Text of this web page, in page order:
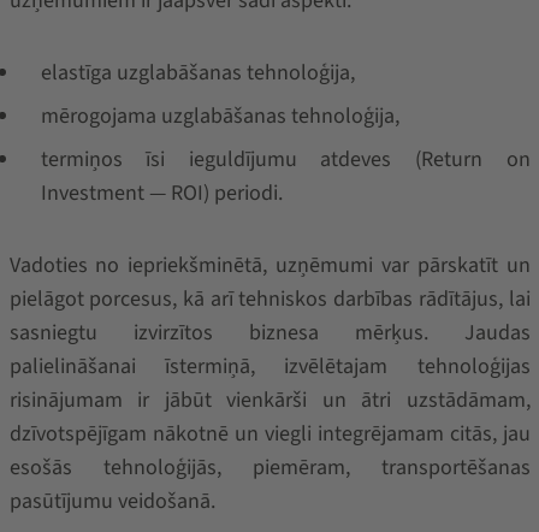
elastīga uzglabāšanas tehnoloģija,
mērogojama uzglabāšanas tehnoloģija,
termiņos īsi ieguldījumu atdeves (Return on
Investment — ROI) periodi.
Vadoties no iepriekšminētā, uzņēmumi var pārskatīt un
pielāgot porcesus, kā arī tehniskos darbības rādītājus, lai
sasniegtu izvirzītos biznesa mērķus. Jaudas
palielināšanai īstermiņā, izvēlētajam tehnoloģijas
risinājumam ir jābūt vienkārši un ātri uzstādāmam,
dzīvotspējīgam nākotnē un viegli integrējamam citās, jau
esošās tehnoloģijās, piemēram, transportēšanas
pasūtījumu veidošanā.